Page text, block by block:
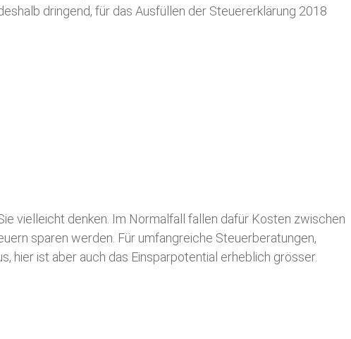
dringend, für das Ausfüllen der Steuererklärung 2018
vielleicht denken. Im Normalfall fallen dafür Kosten zwischen
sparen werden. Für umfangreiche Steuerberatungen,
hier ist aber auch das Einsparpotential erheblich grösser.